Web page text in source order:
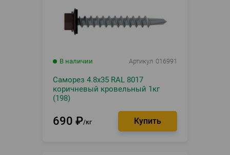
В наличии Артикул 016991
Саморез 4.8х35 RAL 8017
коричневый кровельный 1кг
(198)
690 ₽ кг